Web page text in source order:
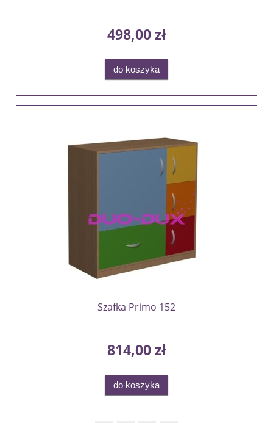
498,00 zł
do koszyka
Szafka Primo 152
814,00 zł
do koszyka